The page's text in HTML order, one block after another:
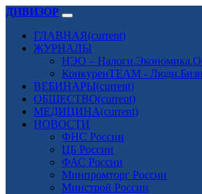
ДИВИЗОР
ГЛАВНАЯ(current)
ЖУРНАЛЫ
НЭО –
КонкуренTEAM -
ВЕБИНАРЫ(current)
ОБЩЕСТВО(current)
МЕДИЦИНА(current)
НОВОСТИ
ФНС России
ЦБ России
ФАС России
Минпромторг России
Минстрой России